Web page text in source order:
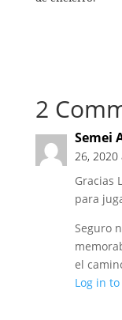
2
Semei
26, 2020
Gracias
para
Seguro
el
Log in